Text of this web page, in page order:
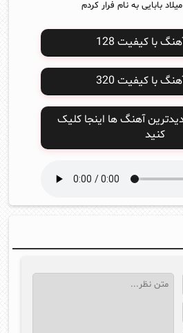
بابایی به نام فرار کردم
با کیفیت 128
با کیفیت 320
آهنگ ها اینجا کلیک
کنید